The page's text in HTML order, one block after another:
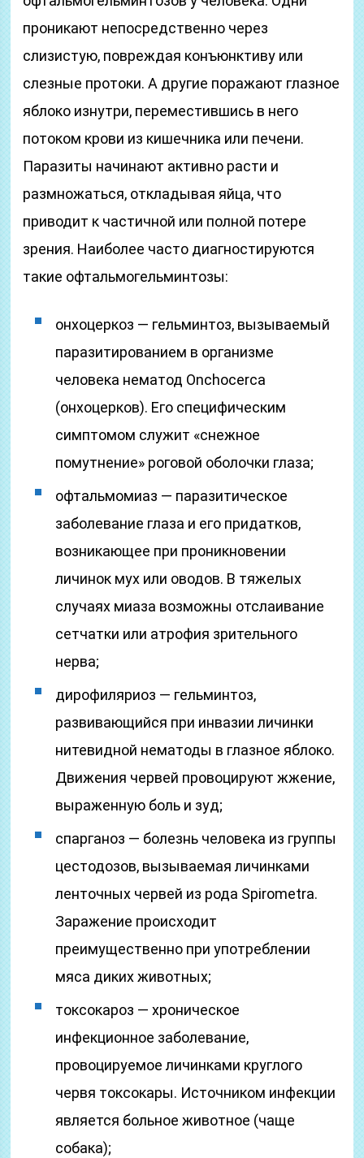
проникают непосредственно через
слизистую, повреждая конъюнктиву или
слезные протоки. А другие поражают глазное
яблоко изнутри, переместившись в него
потоком крови из кишечника или печени.
Паразиты начинают активно расти и
размножаться, откладывая яйца, что
приводит к частичной или полной потере
зрения. Наиболее часто диагностируются
такие офтальмогельминтозы:
онхоцеркоз — гельминтоз, вызываемый
паразитированием в организме
человека нематод Onchocerca
(онхоцерков). Его специфическим
симптомом служит «снежное
помутнение» роговой оболочки глаза;
офтальмомиаз — паразитическое
заболевание глаза и его придатков,
возникающее при проникновении
личинок мух или оводов. В тяжелых
случаях миаза возможны отслаивание
сетчатки или атрофия зрительного
нерва;
дирофиляриоз — гельминтоз,
развивающийся при инвазии личинки
нитевидной нематоды в глазное яблоко.
Движения червей провоцируют жжение,
выраженную боль и зуд;
спарганоз — болезнь человека из группы
цестодозов, вызываемая личинками
ленточных червей из рода Spirometra.
Заражение происходит
преимущественно при употреблении
мяса диких животных;
токсокароз — хроническое
инфекционное заболевание,
провоцируемое личинками круглого
червя токсокары. Источником инфекции
является больное животное (чаще
собака);